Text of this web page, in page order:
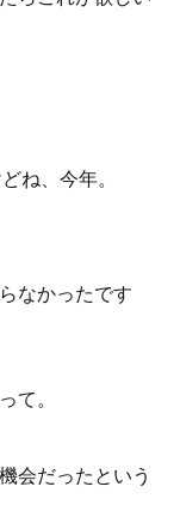
ね、今年。
なかったです
て。
会だったという